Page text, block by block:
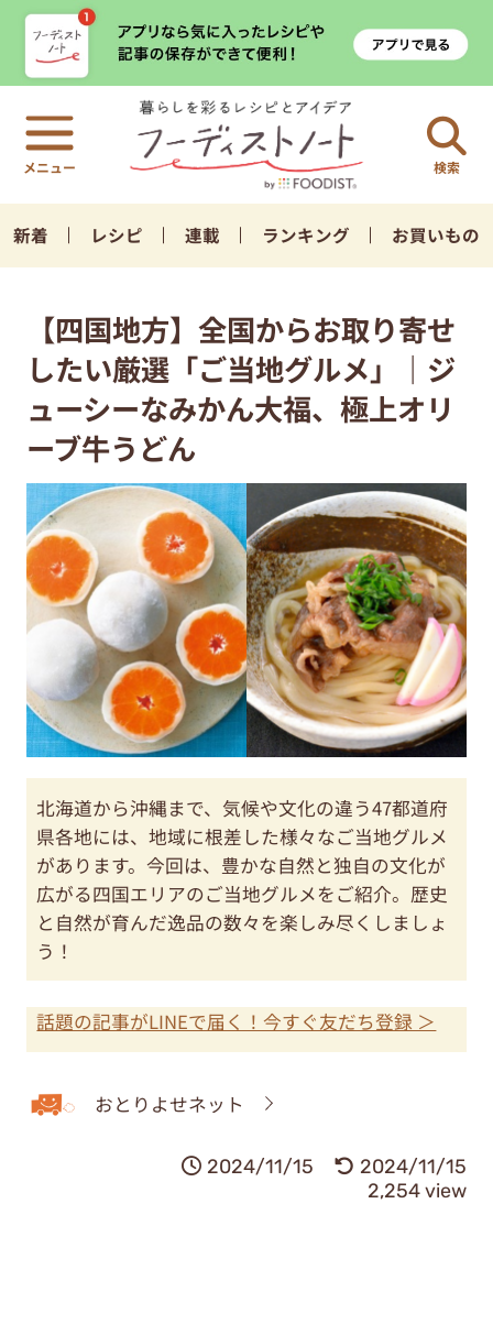
検索
新着 レシピ 連載 ランキング お買いもの
【四国地方】全国からお取り寄せ
したい厳選「ご当地グルメ」｜ジ
ューシーなみかん大福、極上オリ
ーブ牛うどん
北海道から沖縄まで、気候や文化の違う47都道府
県各地には、地域に根差した様々なご当地グルメ
があります。今回は、豊かな自然と独自の文化が
広がる四国エリアのご当地グルメをご紹介。歴史
と自然が育んだ逸品の数々を楽しみ尽くしましょ
う！
話題の記事がLINEで届く！今すぐ友だち登録 ＞
おとりよせネット
2024/11/15
2024/11/15
2,254 view